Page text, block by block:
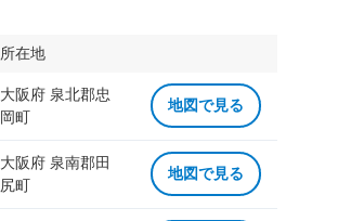
所在地
大阪府 泉北郡忠
岡町
地図で見る
大阪府 泉南郡田
尻町
地図で見る